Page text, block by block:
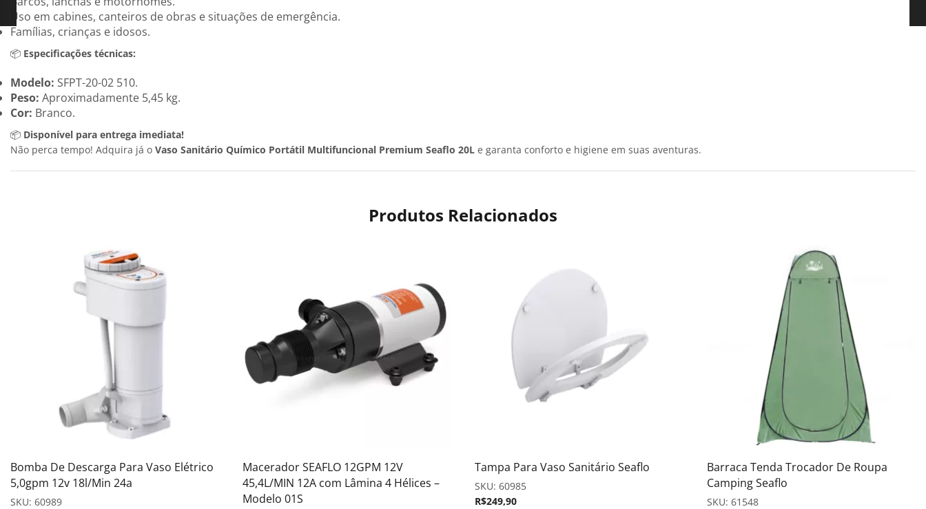
Uso em cabines, canteiros de obras e situações de emergência.
Famílias, crianças e idosos.
📦 Especificações técnicas:
Modelo: SFPT-20-02 510.
Peso: Aproximadamente 5,45 kg.
Cor: Branco.
📦 Disponível para entrega imediata!
Não perca tempo! Adquira já o Vaso Sanitário Químico Portátil Multifuncional Premium Seaflo 20L e garanta conforto e higiene em suas aventuras.
Produtos Relacionados
Bomba De Descarga Para Vaso Elétrico
5,0gpm 12v 18l/Min 24a
SKU: 60989
Macerador SEAFLO 12GPM 12V
45,4L/MIN 12A com Lâmina 4 Hélices –
Modelo 01S
Tampa Para Vaso Sanitário Seaflo
SKU: 60985
R$249,90
Barraca Tenda Trocador De Roupa
Camping Seaflo
SKU: 61548